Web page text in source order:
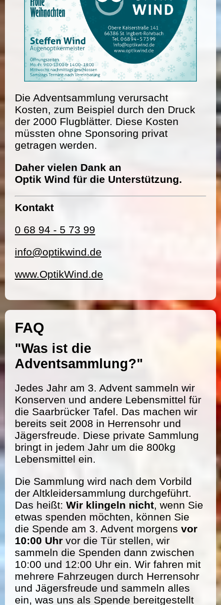
Die Adventsammlung verursacht
Kosten, zum Beispiel durch den Druck
der 2000 Flugblätter. Diese Kosten
müssten ohne Sponsoring privat
getragen werden.
Daher vielen Dank an
Optik Wind für die Unterstützung.
Kontakt
0 68 94 - 5 73 99
info@optikwind.de
www.OptikWind.de
FAQ
"Was ist die
Adventsammlung?"
Jedes Jahr am 3. Advent sammeln wir
Konserven und andere Lebensmittel für
die Saarbrücker Tafel. Das machen wir
bereits seit 2008 in Herrensohr und
Jägersfreude. Diese private Sammlung
bringt in jedem Jahr um die 800kg
Lebensmittel ein.
Die Sammlung wird nach dem Vorbild
der Altkleidersammlung durchgeführt.
Das heißt: Wir klingeln nicht, wenn Sie
etwas spenden möchten, können Sie
die Spende am 3. Advent morgens vor
10:00 Uhr vor die Tür stellen, wir
sammeln die Spenden dann zwischen
10:00 und 12:00 Uhr ein. Wir fahren mit
mehrere Fahrzeugen durch Herrensohr
und Jägersfreude und sammeln alles
ein, was uns als Spende bereitgestellt